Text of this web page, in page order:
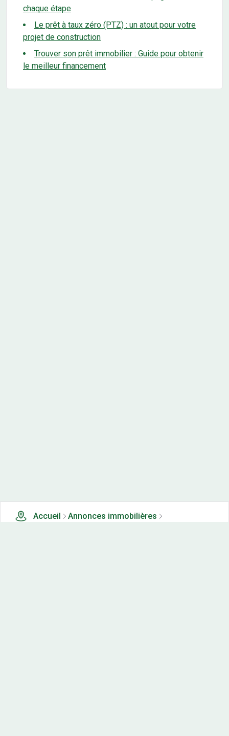
chaque étape
Le prêt à taux zéro (PTZ) : un atout pour votre
projet de construction
Trouver son prêt immobilier : Guide pour obtenir
le meilleur financement
Accueil
Annonces immobilières